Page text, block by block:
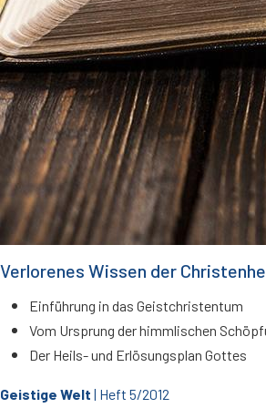
Verlorenes Wissen der
Einführung in das Geistchristentum
Vom Ursprung der himmlischen
Der Heils- und Erlösungsplan Gottes
Geistige Welt | Heft 5/2012